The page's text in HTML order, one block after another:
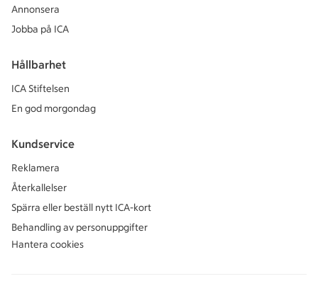
Annonsera
Jobba på ICA
Hållbarhet
ICA Stiftelsen
En god morgondag
Kundservice
Reklamera
Återkallelser
Spärra eller beställ nytt ICA-kort
Behandling av personuppgifter
Hantera cookies